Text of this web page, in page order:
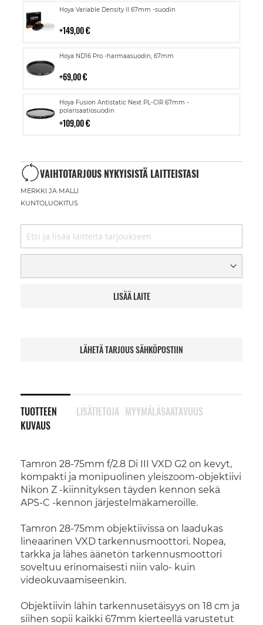
Hoya Variable Density II 67mm -suodin
149,00 €
Lisää
Hoya ND16 Pro -harmaasuodin, 67mm
69,00 €
Lisää
Hoya Fusion Antistatic Next PL-CIR 67mm -
polarisaatiosuodin
109,00 €
Lisää
ostoskoriin
VAIHTOTARJOUS NYKYISISTÄ LAITTEISTASI
MERKKI JA MALLI
KUNTOLUOKITUS
LISÄÄ LAITE
LÄHETÄ TARJOUS SÄHKÖPOSTIIN
TUOTTEEN
KUVAUS
Tamron 28-75mm f/2.8 Di III VXD G2 on kevyt,
kompakti ja monipuolinen yleiszoom-objektiivi
Nikon Z -kiinnityksen täyden kennon sekä
APS-C -kennon järjestelmäkameroille.
Tamron 28-75mm objektiivissa on laadukas
lineaarinen VXD tarkennusmoottori. Nopea,
tarkka ja lähes äänetön tarkennusmoottori
soveltuu erinomaisesti niin valo- kuin
videokuvaamiseenkin.
Objektiivin lähin tarkennusetäisyys on 18 cm ja
siihen sopii kaikki 67mm kierteellä varustetut
LISÄTIETOJA MYYMÄLÄSAATAVUUS